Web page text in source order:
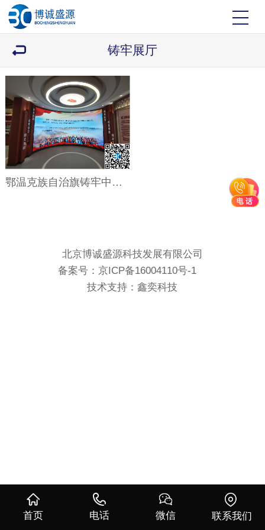
铸牢展厅
鄂温克族自治旗铸牢中华民族共同体意识展厅
北京博诚盛源科技发展有限公司
备案号： 京ICP备16004110号-1
技术支持：鑫奕科技
首页 电话 微信 联系我们